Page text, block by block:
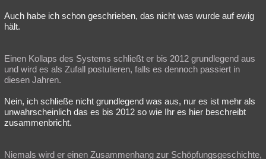
Auch habe ich schon geschrieben, das nicht was wurde auf ewig
hält.
Einen Kollaps des Systems schließt er bis 2012 grundlegend aus
und wird es als Zufall postulieren, falls es dennoch passiert in
diesen Jahren.
Nein, ich schließe nicht grundlegend was aus, nur es ist mehr als
unwahrscheinlich das es bis 2012 so wie Ihr es hier beschreibt
zusammenbricht.
Niemals wird er einen Zusammenhang zur Schöpfungsgeschichte,